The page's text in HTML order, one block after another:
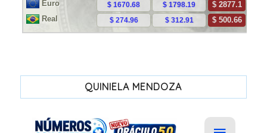
QUINIELA MENDOZA